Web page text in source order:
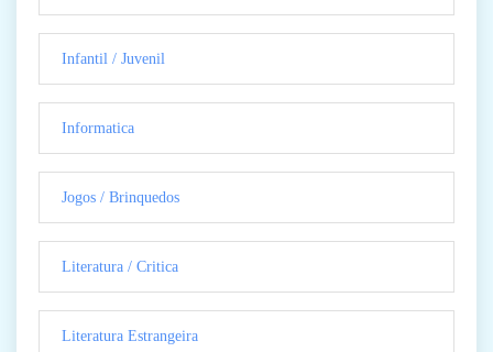
Infantil / Juvenil
Informatica
Jogos / Brinquedos
Literatura / Critica
Literatura Estrangeira